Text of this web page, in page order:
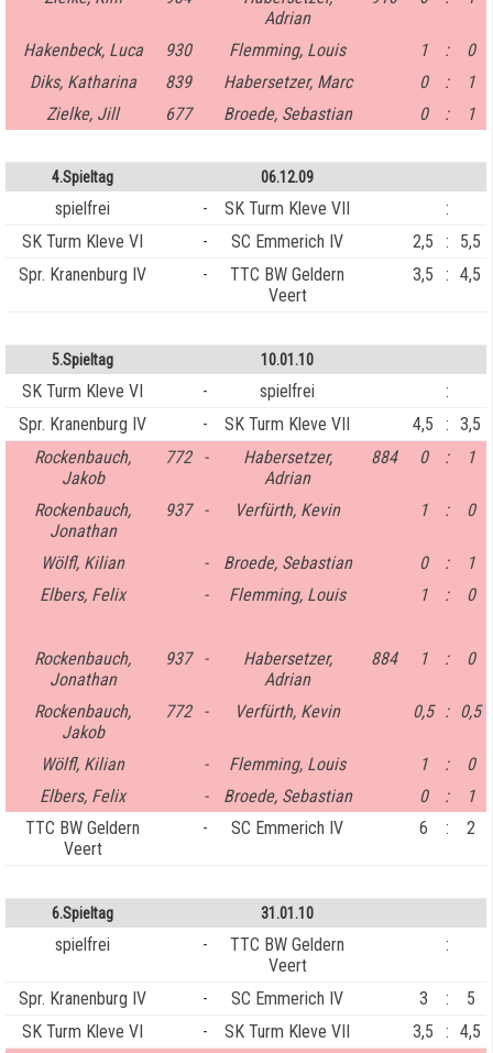
Adrian
Hakenbeck, Luca 930 Flemming, Louis 1 :
0
Diks, Katharina
839 Habersetzer, Marc 0 :
1
Zielke, Jill
677 Broede, Sebastian 0 : 1
4.Spieltag 06.12.09
spielfrei - SK Turm Kleve VII
:
SK Turm Kleve VI
- SC Emmerich IV 2,5 :
5,5
Spr. Kranenburg IV
-
TTC BW Geldern
Veert
3,5 : 4,5
5.Spieltag 10.01.10
SK Turm Kleve VI - spielfrei
:
Spr. Kranenburg IV
- SK Turm Kleve VII 4,5 : 3,5
Rockenbauch,
Jakob
772 -
Habersetzer,
Adrian
884 0 : 1
Rockenbauch,
Jonathan
937 - Verfürth, Kevin 1 : 0
Wölfl, Kilian - Broede, Sebastian 0 :
1
Elbers, Felix
- Flemming, Louis 1 : 0
Rockenbauch,
Jonathan
937 -
Habersetzer,
Adrian
884 1 : 0
Rockenbauch,
Jakob
772 - Verfürth, Kevin 0,5 : 0,5
Wölfl, Kilian - Flemming, Louis 1 :
0
Elbers, Felix
- Broede, Sebastian 0 :
1
TTC BW Geldern
Veert
- SC Emmerich IV 6 : 2
6.Spieltag 31.01.10
spielfrei -
TTC BW Geldern
Veert
:
Spr. Kranenburg IV - SC Emmerich IV 3 :
5
SK Turm Kleve VI
- SK Turm Kleve VII 3,5 : 4,5